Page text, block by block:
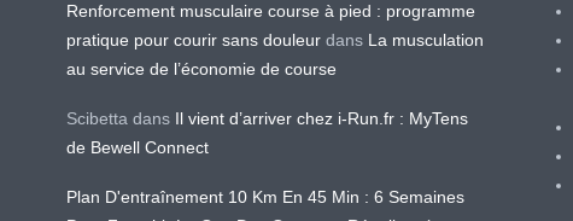
Renforcement musculaire course à pied : programme
pratique pour courir sans douleur dans La musculation
au service de l’économie de course
Scibetta dans Il vient d’arriver chez i-Run.fr : MyTens
de Bewell Connect
Plan D'entraînement 10 Km En 45 Min : 6 Semaines